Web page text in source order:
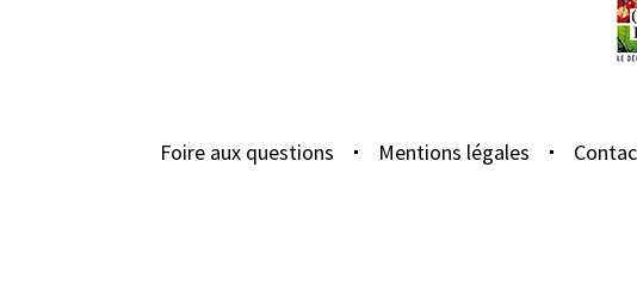
Foire aux questions Mentions légales